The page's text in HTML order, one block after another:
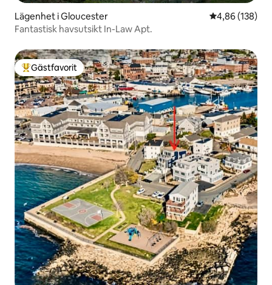
Lägenhet i Gloucester 4,86 av 5 i
4,86 (138)
Fantastisk havsutsikt In-Law Apt.
Populär gästfavorit
Gästfavorit